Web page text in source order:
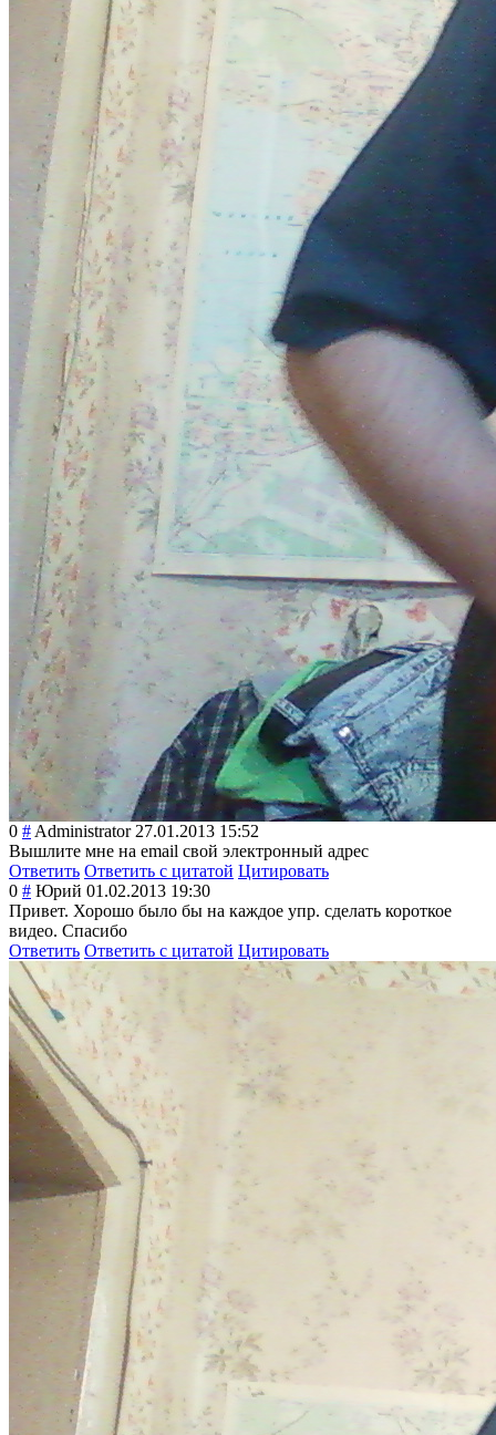
0 #Administrator 27.01.2013 15:52
Вышлите мне на email свой электронный адрес
Ответить Ответить с цитатой Цитировать
0 # Юрий 01.02.2013 19:30
Привет. Хорошо было бы на каждое упр. сделать короткое
видео. Спасибо
Ответить Ответить с цитатой Цитировать